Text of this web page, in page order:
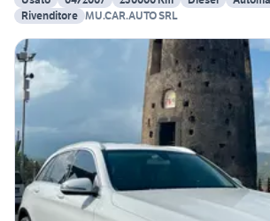
Rivenditore MU.CAR.AUTO SRL